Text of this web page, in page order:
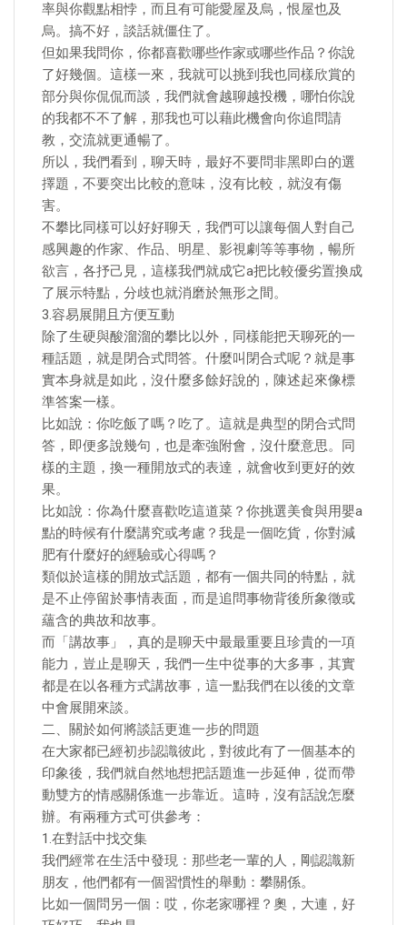
率與你觀點相悖，而且有可能愛屋及烏，恨屋也及
烏。搞不好，談話就僵住了。
但如果我問你，你都喜歡哪些作家或哪些作品？你說
了好幾個。這樣一來，我就可以挑到我也同樣欣賞的
部分與你侃侃而談，我們就會越聊越投機，哪怕你說
的我都不不了解，那我也可以藉此機會向你追問請
教，交流就更通暢了。
所以，我們看到，聊天時，最好不要問非黑即白的選
擇題，不要突出比較的意味，沒有比較，就沒有傷
害。
不攀比同樣可以好好聊天，我們可以讓每個人對自己
感興趣的作家、作品、明星、影視劇等等事物，暢所
欲言，各抒己見，這樣我們就成它a把比較優劣置換成
了展示特點，分歧也就消磨於無形之間。
3.容易展開且方便互動
除了生硬與酸溜溜的攀比以外，同樣能把天聊死的一
種話題，就是閉合式問答。什麼叫閉合式呢？就是事
實本身就是如此，沒什麼多餘好說的，陳述起來像標
準答案一樣。
比如說：你吃飯了嗎？吃了。這就是典型的閉合式問
答，即便多說幾句，也是牽強附會，沒什麼意思。同
樣的主題，換一種開放式的表達，就會收到更好的效
果。
比如說：你為什麼喜歡吃這道菜？你挑選美食與用嬰a
點的時候有什麼講究或考慮？我是一個吃貨，你對減
肥有什麼好的經驗或心得嗎？
類似於這樣的開放式話題，都有一個共同的特點，就
是不止停留於事情表面，而是追問事物背後所象徵或
蘊含的典故和故事。
而「講故事」，真的是聊天中最最重要且珍貴的一項
能力，豈止是聊天，我們一生中從事的大多事，其實
都是在以各種方式講故事，這一點我們在以後的文章
中會展開來談。
二、關於如何將談話更進一步的問題
在大家都已經初步認識彼此，對彼此有了一個基本的
印象後，我們就自然地想把話題進一步延伸，從而帶
動雙方的情感關係進一步靠近。這時，沒有話說怎麼
辦。有兩種方式可供參考：
1.在對話中找交集
我們經常在生活中發現：那些老一輩的人，剛認識新
朋友，他們都有一個習慣性的舉動：攀關係。
比如一個問另一個：哎，你老家哪裡？奧，大連，好